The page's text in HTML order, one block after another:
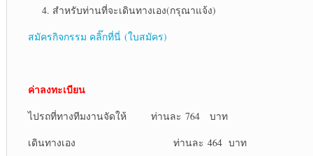
สำหรับท่านที่จะเดินทางเอง(กรุณาแจ้ง)
สมัครกิจกรรม คลิ๊กที่นี่ (ใบสมัคร)
ค่าลงทะเบียน
ไปรถที่ทางทีมงานจัดให้ ท่านละ 764 บาท
เดินทางเอง ท่านละ 464 บาท